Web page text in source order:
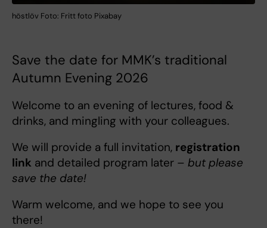
höstlöv Foto: Fritt foto Pixabay
Save the date for MMK’s traditional
Autumn Evening 2026
Welcome to an evening of lectures, food &
drinks, and mingling with your colleagues.
We will provide a full invitation, registration
link and detailed program later – but please
save the date!
Warm welcome, and we hope to see you
there!